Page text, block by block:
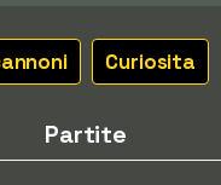
Curiosita
Partite